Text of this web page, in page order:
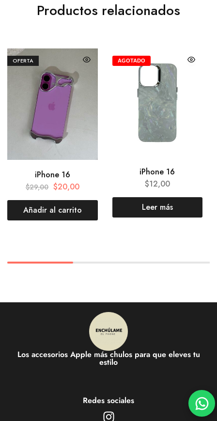
Productos relacionados
OFERTA
iPhone 16
$29,00 $20,00
Añadir al carrito
AGOTADO
iPhone 16
$12,00
Leer más
Los accesorios Apple más chulos para que eleves tu
estilo
Redes sociales